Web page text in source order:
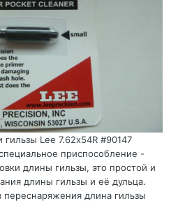
Lee 7.62х54R #90147
приспособление -
длины гильзы, это простой и
длины гильзы и её дульца.
переснаряжения длина гильзы